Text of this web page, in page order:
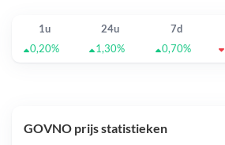
1u 24u 7d
0,20%
1,30% 0,70%
GOVNO prijs statistieken